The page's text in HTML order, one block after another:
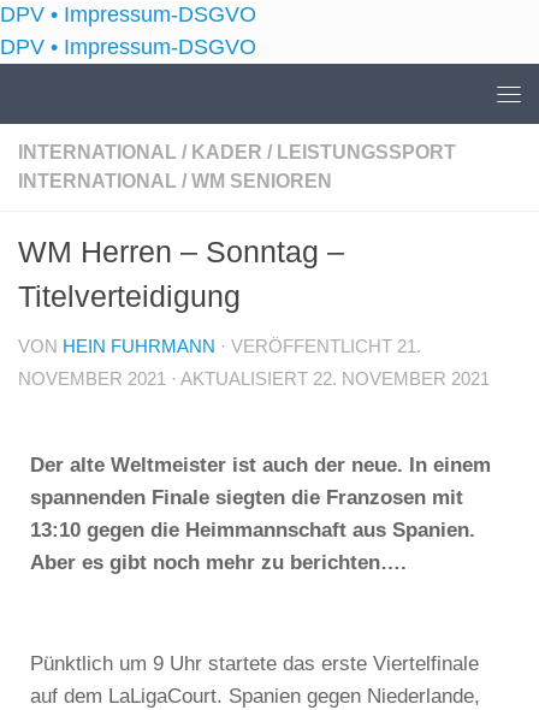
DPV • Impressum-DSGVO
DPV • Impressum-DSGVO
INTERNATIONAL / KADER / LEISTUNGSSPORT
INTERNATIONAL / WM SENIOREN
WM Herren – Sonntag –
Titelverteidigung
VON HEIN FUHRMANN · VERÖFFENTLICHT 21.
NOVEMBER 2021
· AKTUALISIERT 22. NOVEMBER 2021
Der alte Weltmeister ist auch der neue. In einem
spannenden Finale siegten die Franzosen mit
13:10 gegen die Heimmannschaft aus Spanien.
Aber es gibt noch mehr zu berichten….
Pünktlich um 9 Uhr startete das erste Viertelfinale
auf dem LaLigaCourt. Spanien gegen Niederlande,